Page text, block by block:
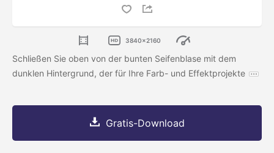
3840x2160
Schließen Sie oben von der bunten Seifenblase mit dem
dunklen Hintergrund, der für Ihre Farb- und Effektprojekte
Gratis-Download